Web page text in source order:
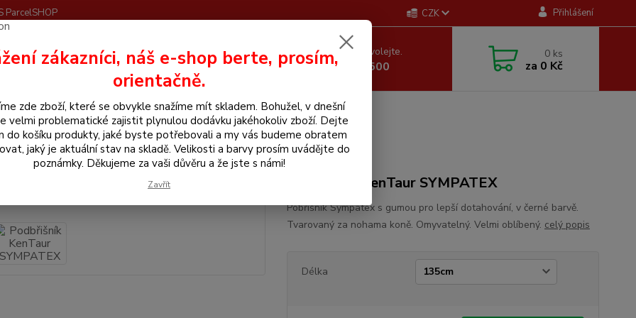
ParcelSHOP CZK Přihlášení
Hledat Nevíte si rady? Zavolejte.
+420 605 255 500
0 ks
za 0 Kč
pro koně Podbříšníky Podbřišník KenTaur SYMPATEX
KenTaur SYMPATEX
Podbřišník KenTaur SYMPATEX
Pobřišník Sympatex s gumou pro lepší dotahování, v černé barvě.
Tvarovaný za nohama koně. Omyvatelný. Velmi oblíbený. celý popis
Délka
zákazníci, náš e-shop berte, prosím,
orientačně.
zde zboží, které se obvykle snažíme mít skladem. Bohužel, v dnešní
velmi problematické zajistit plynulou dodávku jakéhokoliv zboží. Dejte
do košíku produkty, jaké byste potřebovali a my vás budeme obratem
jaký je aktuální stav na skladě. Velikosti a barvy prosím uvádějte do
poznámky. Děkujeme za vaši důvěru a že jste s námi!
Zavřít